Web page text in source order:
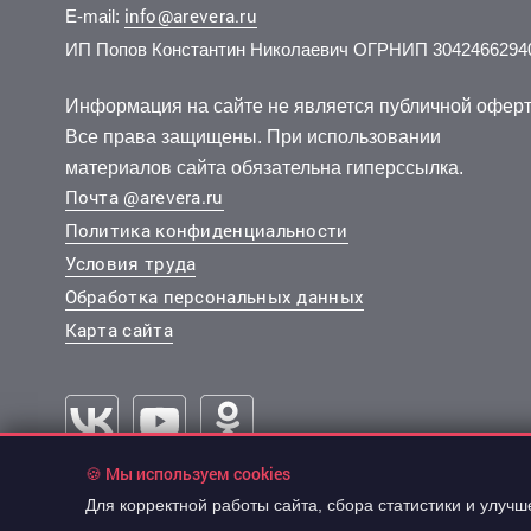
15 100 000 руб. 190 176 руб./м 2
3-комн. 79.4 м 11 эт.из 22
Советский, 78 Добровольческой Бригады улица 23
10
3-комн.
13 000 000 руб. 163 522 руб./м 14
4 500 000 руб. 145 161 руб./м2
1-комн. 31 м 2 эт.из 5
Советский, Аэровокзальная улица 8в
5 500
2-комн.
E-mail: info@arevera.ru
ИП Попов Константин Николаевич ОГРНИП
Информация на сайте не является публичной
Все права защищены. При использовании
материалов сайта обязательна гиперссылка.
Почта @arevera.ru
Политика конфиденциальности
Условия труда
Обработка персональных данных
Карта сайта
© 2003-2026 “АРЕВЕРА-Недвижимость”
🍪 Мы используем cookies
Для корректной работы сайта, сбора статистики и